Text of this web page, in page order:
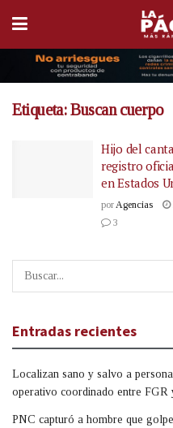
Etiqueta:Buscan cuerpo
Hijo del
registro
en Estados
por Agencias
3
Entradas recientes
Localizan sano y salvo a
operativo coordinado entre FGR
PNC capturó a hombre que